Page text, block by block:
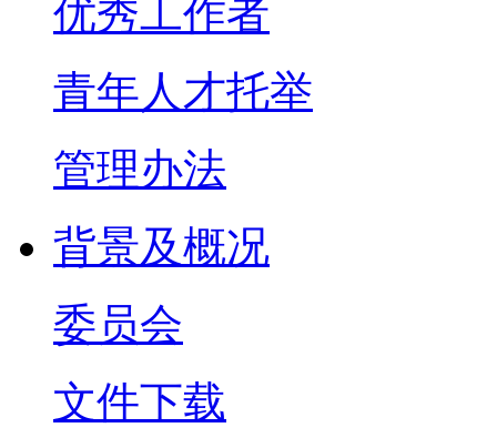
优秀工作者
青年人才托举
管理办法
背景及概况
委员会
文件下载